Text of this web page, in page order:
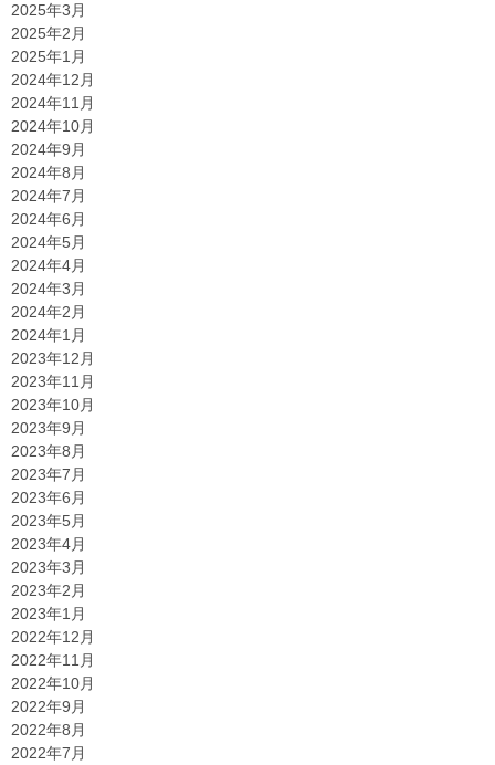
2025年3月
2025年2月
2025年1月
2024年12月
2024年11月
2024年10月
2024年9月
2024年8月
2024年7月
2024年6月
2024年5月
2024年4月
2024年3月
2024年2月
2024年1月
2023年12月
2023年11月
2023年10月
2023年9月
2023年8月
2023年7月
2023年6月
2023年5月
2023年4月
2023年3月
2023年2月
2023年1月
2022年12月
2022年11月
2022年10月
2022年9月
2022年8月
2022年7月